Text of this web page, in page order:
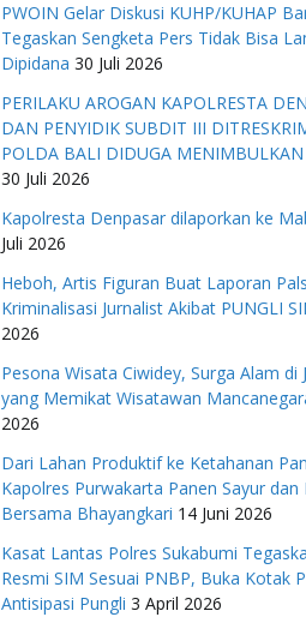
PWOIN Gelar Diskusi KUHP/KUHAP
Tegaskan Sengketa Pers Tidak Bisa
Dipidana 30 Juli 2026
PERILAKU AROGAN KAPOLRESTA
DAN PENYIDIK SUBDIT III
POLDA BALI DIDUGA
30 Juli 2026
Kapolresta Denpasar dilaporkan ke
Juli 2026
Heboh, Artis Figuran Buat Laporan
Kriminalisasi Jurnalist Akibat PUNGLI
2026
Pesona Wisata Ciwidey, Surga Alam di
yang Memikat Wisatawan
2026
Dari Lahan Produktif ke Ketahanan
Kapolres Purwakarta Panen Sayur dan
Bersama Bhayangkari 14 Juni 2026
Kasat Lantas Polres Sukabumi
Resmi SIM Sesuai PNBP, Buka Kotak
Antisipasi Pungli 3 April 2026